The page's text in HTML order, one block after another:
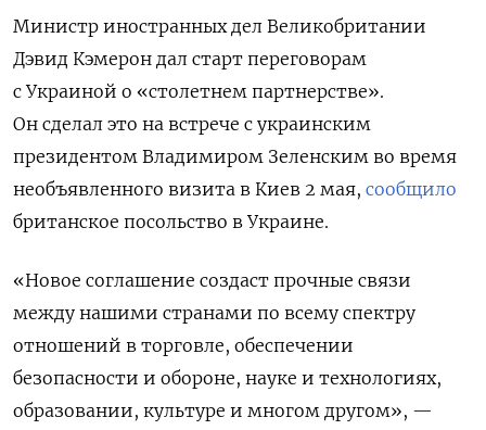
Министр иностранных дел Великобритании
Дэвид Кэмерон дал старт переговорам
с Украиной о «столетнем партнерстве».
Он сделал это на встрече с украинским
президентом Владимиром Зеленским во время
необъявленного визита в Киев 2 мая, сообщило
британское посольство в Украине.
«Новое соглашение создаст прочные связи
между нашими странами по всему спектру
отношений в торговле, обеспечении
безопасности и обороне, науке и технологиях,
образовании, культуре и многом другом», —